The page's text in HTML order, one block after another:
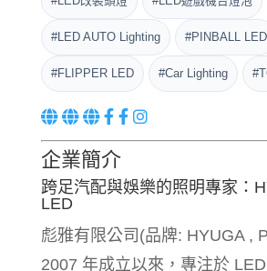
#LED AUTO Lighting #PINBALL LED
#FLIPPER LED #Car Lighting
企業簡介
跨足汽配與娛樂的照明專家：
LED
彪雅有限公司(品牌: HYUGA ,
2007 年成立以來，專注於